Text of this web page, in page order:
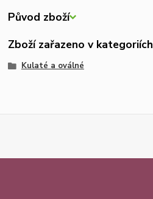
Původ zboží
Zboží zařazeno v kategoriích
Kulaté a oválné